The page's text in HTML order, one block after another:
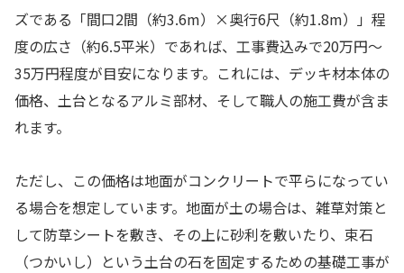
ズである「間口2間（約3.6m）×奥行6尺（約1.8m）」程
度の広さ（約6.5平米）であれば、工事費込みで20万円〜
35万円程度が目安になります。これには、デッキ材本体の
価格、土台となるアルミ部材、そして職人の施工費が含ま
れます。
ただし、この価格は地面がコンクリートで平らになってい
る場合を想定しています。地面が土の場合は、雑草対策と
して防草シートを敷き、その上に砂利を敷いたり、束石
（つかいし）という土台の石を固定するための基礎工事が